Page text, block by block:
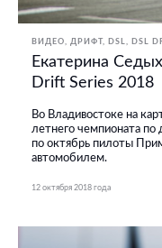
ВИДЕО ДРИФТ DSL DSL
Екатерина
Drift Series 2018
Во Владивостоке на
летнего чемпионата
по октябрь пилоты
автомобилем.
12 октября 2018 года